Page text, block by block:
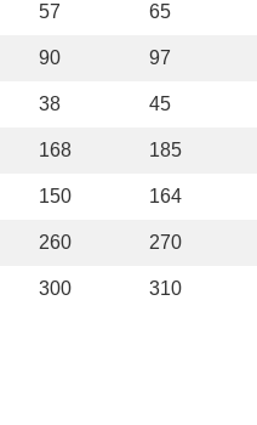
57 65
90 97
38 45
168 185
150 164
260 270
300 310